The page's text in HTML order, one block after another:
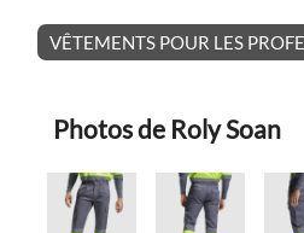
VÊTEMENTS POUR LES
Photos de Roly Soan